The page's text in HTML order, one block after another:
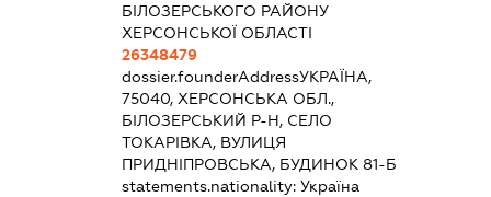
БІЛОЗЕРСЬКОГО РАЙОНУ
ХЕРСОНСЬКОЇ ОБЛАСТІ
26348479
dossier.founderAddressУКРАЇНА,
75040, ХЕРСОНСЬКА ОБЛ.,
БІЛОЗЕРСЬКИЙ Р-Н, СЕЛО
ТОКАРІВКА, ВУЛИЦЯ
ПРИДНІПРОВСЬКА, БУДИНОК 81-Б
statements.nationality: Україна